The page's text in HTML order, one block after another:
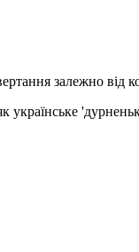
залежно від
українське